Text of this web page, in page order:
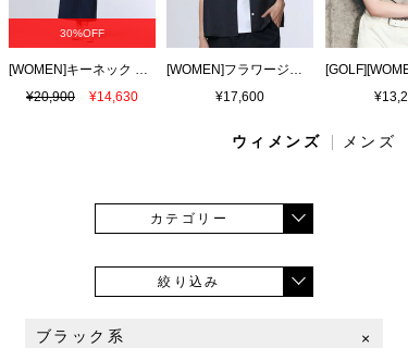
30%OFF
[WOMEN]キーネック ブラウジングワンピース
¥20,900
¥14,630
[WOMEN]フラワージャガード ショート丈シャツ
¥17,600
ウィメンズ メンズ
カテゴリー
絞り込み
ブラック系 ×